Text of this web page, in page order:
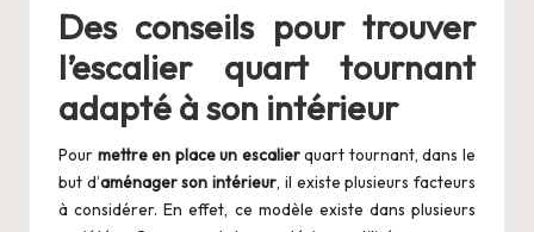
Des conseils pour trouver
l’escalier quart tournant
adapté à son intérieur
Pour mettre en place un escalierquart tournant, dans le
but d’aménager son intérieur, il existe plusieurs facteurs
à considérer. En effet, ce modèle existe dans plusieurs